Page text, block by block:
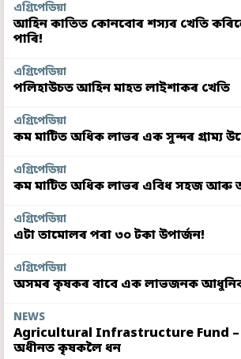
এগ্ৰিপেডিয়া
আহিন কাতিত কোনবোৰ শস্যৰ খেতি কৰিলে
পাৰি!
এগ্ৰিপেডিয়া
পলিহাউচত আহিন মাহত লাইশাকৰ খেতি
এগ্ৰিপেডিয়া
কম মাটিত অধিক লাভৰ এক সুন্দৰ গ্ৰাম্য
এগ্ৰিপেডিয়া
কম মাটিত অধিক লাভৰ এবিধ সহজ আৰু
এগ্ৰিপেডিয়া
এটা তামোলৰ পৰা ৩০ টকা উপাৰ্জন!
এগ্ৰিপেডিয়া
অসমৰ কৃষকৰ বাবে এক লাভজনক
NEWS
Agricultural Infrastructure Fund –
অধীনত কৃষকলৈ ধন